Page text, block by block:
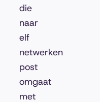
die
naar
elf
netwerken
post
omgaat
met